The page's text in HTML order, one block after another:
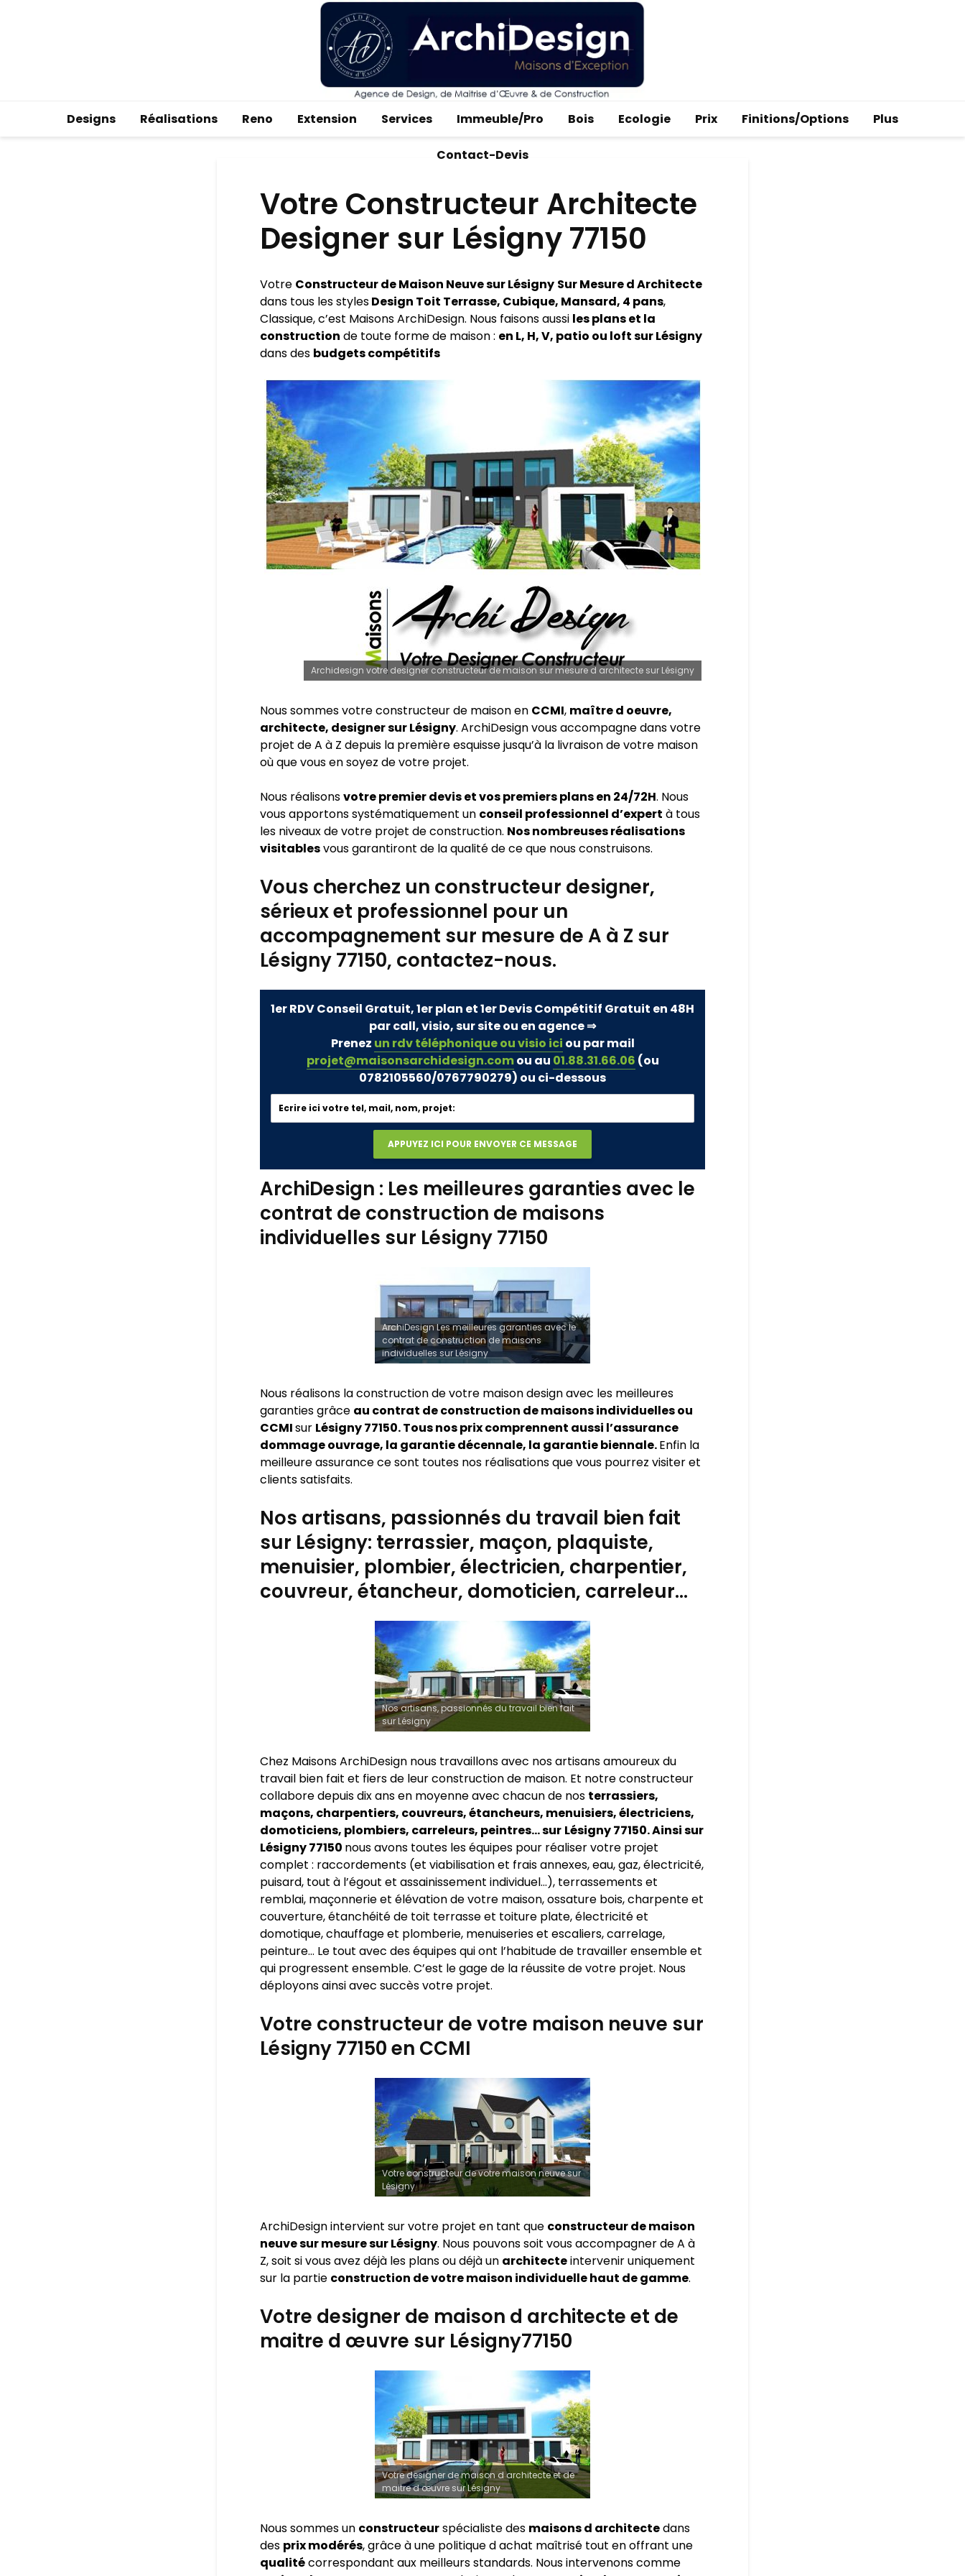
Designs Réalisations Reno Extension Services Immeuble/Pro Bois Ecologie Prix Finitions/Options Plus
Contact-Devis
Votre Constructeur Architecte
Designer sur Lésigny 77150
Votre Constructeur de Maison Neuve sur Lésigny Sur Mesure d Architecte
dans tous les stylesDesign Toit Terrasse, Cubique, Mansard, 4 pans,
Classique, c’est Maisons ArchiDesign. Nous faisons aussi les plans et la
construction de toute forme de maison : en L, H, V, patio ou loft sur Lésigny
dans des budgets compétitifs
Archidesign votre designer constructeur de maison sur mesure d architecte sur Lésigny
Nous sommes votre constructeur de maison en CCMI, maître d oeuvre,
architecte, designer sur Lésigny. ArchiDesign vous accompagne dans votre
projet de A à Z depuis la première esquisse jusqu’à la livraison de votre maison
où que vous en soyez de votre projet.
Nous réalisonsvotre premier devis et vos premiers plans en 24/72H. Nous
vous apportons systématiquement un conseil professionnel d’expert à tous
les niveaux de votre projet de construction. Nos nombreuses réalisations
visitablesvous garantiront de la qualité de ce que nous construisons.
Vous cherchez un constructeur designer,
sérieux et professionnel pour un
accompagnement sur mesure de A à Z sur
Lésigny 77150, contactez-nous.
1er RDV Conseil Gratuit, 1er plan et 1er Devis Compétitif Gratuit en 48H
par call, visio, sur site ou en agence ⇒
Prenez un rdv téléphonique ou visio ici ou par mail
projet@maisonsarchidesign.comou au 01.88.31.66.06 (ou
0782105560/0767790279) ou ci-dessous
ArchiDesign : Les meilleures garanties avec le
contrat de construction de maisons
individuelles sur Lésigny 77150
ArchiDesign Les meilleures garanties avec le
contrat de construction de maisons
individuelles sur Lésigny
Nous réalisons la construction de votre maison design avec les meilleures
garanties grâce au contrat de construction de maisons individuelles ou
CCMIsur Lésigny 77150. Tous nos prix comprennent aussi l’assurance
dommage ouvrage, la garantie décennale, la garantie biennale.Enfin la
meilleure assurance ce sont toutes nos réalisations que vous pourrez visiter et
clients satisfaits.
Nos artisans, passionnés du travail bien fait
sur Lésigny: terrassier, maçon, plaquiste,
menuisier, plombier, électricien, charpentier,
couvreur, étancheur, domoticien, carreleur…
Nos artisans, passionnés du travail bien fait
sur Lésigny
Chez Maisons ArchiDesign nous travaillons avec nos artisans amoureux du
travail bien fait et fiers de leur construction de maison. Et notre constructeur
collabore depuis dix ans en moyenne avec chacun de nos terrassiers,
maçons, charpentiers, couvreurs, étancheurs, menuisiers, électriciens,
domoticiens, plombiers, carreleurs, peintres… sur Lésigny 77150. Ainsi sur
Lésigny 77150 nous avons toutes les équipes pour réaliser votre projet
complet : raccordements (et viabilisation et frais annexes, eau, gaz, électricité,
puisard, tout à l’égout et assainissement individuel…), terrassements et
remblai, maçonnerie et élévation de votre maison, ossature bois, charpente et
couverture, étanchéité de toit terrasse et toiture plate, électricité et
domotique, chauffage et plomberie, menuiseries et escaliers, carrelage,
peinture… Le tout avec des équipes qui ont l’habitude de travailler ensemble et
qui progressent ensemble. C’est le gage de la réussite de votre projet. Nous
déployons ainsi avec succès votre projet.
Votre constructeur de votre maison neuve sur
Lésigny 77150 en CCMI
Votre constructeur de votre maison neuve sur
Lésigny
ArchiDesign intervient sur votre projet en tant que constructeur de maison
neuve sur mesure surLésigny. Nous pouvons soit vous accompagner de A à
Z, soit si vous avez déjà les plans ou déjà un architecteintervenir uniquement
sur la partie construction de votre maison individuelle haut de gamme.
Votre designer de maison d architecte et de
maitre d œuvre sur Lésigny77150
Votre designer de maison d architecte et de
maitre d œuvre sur Lésigny
Nous sommes un constructeurspécialiste des maisons d architectedans
des prix modérés, grâce à une politique d achat maîtrisé tout en offrant une
qualitécorrespondant aux meilleurs standards. Nous intervenons comme